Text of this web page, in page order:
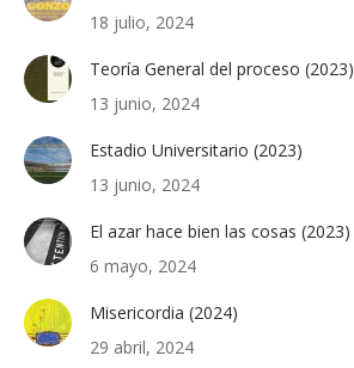
18 julio, 2024
Teoría General del proceso (2023)
13 junio, 2024
Estadio Universitario (2023)
13 junio, 2024
El azar hace bien las cosas (2023)
6 mayo, 2024
Misericordia (2024)
29 abril, 2024